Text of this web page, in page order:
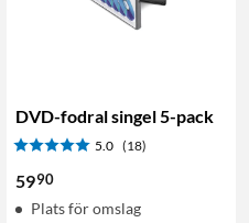
DVD-fodral singel 5-pack
5.0 (18)
5990
Plats för omslag